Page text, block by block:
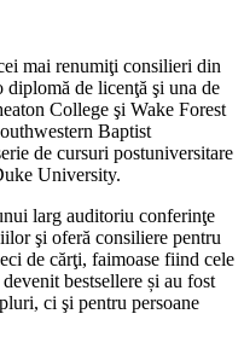
mai renumiţi consilieri din
de licenţă şi una de
College şi Wake Forest
Baptist
de cursuri postuniversitare
University.
larg auditoriu conferinţe
şi oferă consiliere pentru
de cărţi, faimoase fiind cele
bestsellere și au fost
ci şi pentru persoane